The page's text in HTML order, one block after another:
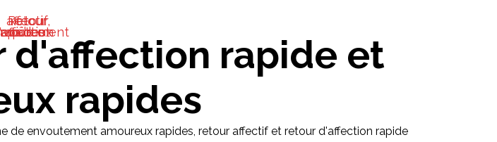
d'affection rapide et
rapides
de envoutement amoureux rapides, retour affectif et retour d'affection rapide